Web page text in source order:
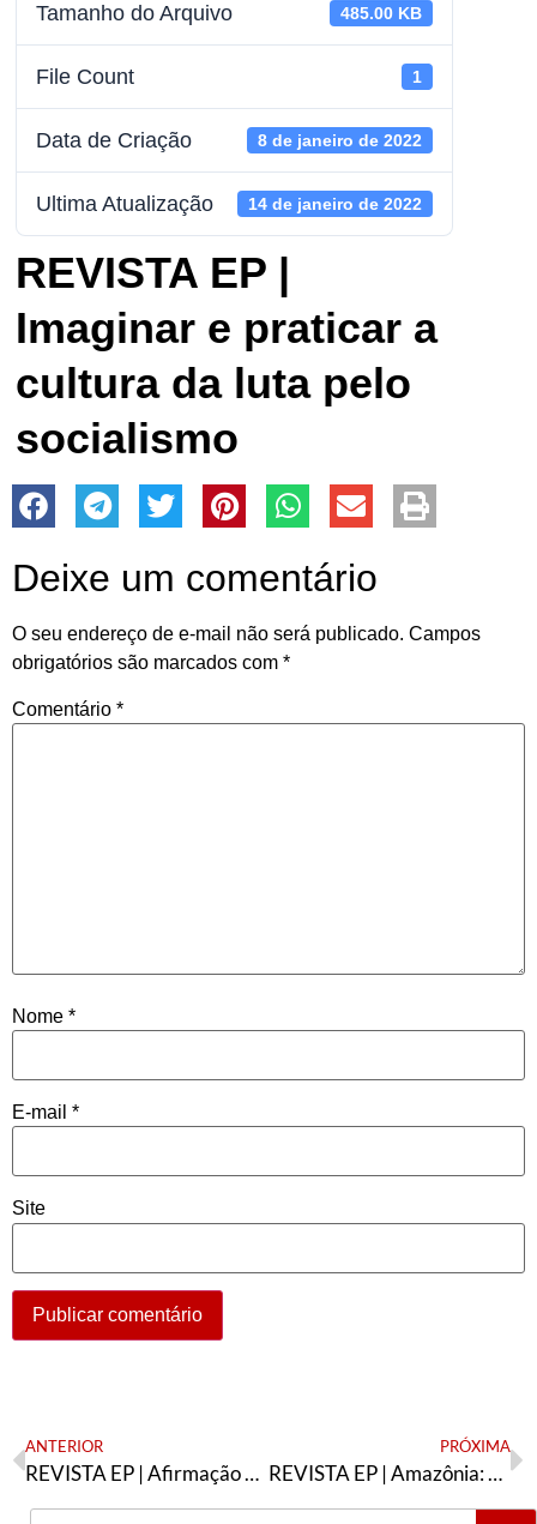
Tamanho do Arquivo 485.00 KB
File Count 1
Data de Criação 8 de janeiro de 2022
Ultima Atualização 14 de janeiro de 2022
REVISTA EP |
Imaginar e praticar a
cultura da luta pelo
socialismo
Deixe um comentário
O seu endereço de e-mail não será publicado. Campos
obrigatórios são marcados com *
Comentário *
Nome *
E-mail *
Site
ANTERIOR
REVISTA EP | Afirmação de projeto
PRÓXIMA
REVISTA EP | Amazônia: a imagem do anti-mundo ainda vigora